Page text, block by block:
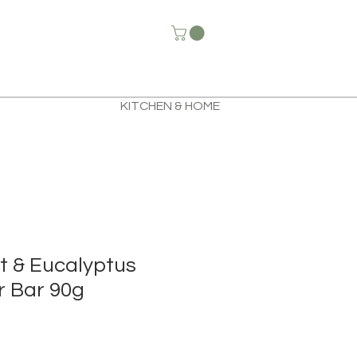
KITCHEN & HOME
& Eucalyptus
Bar 90g